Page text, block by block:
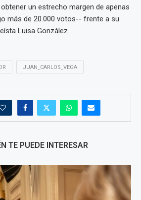
un estrecho margen de apenas
más de 20.000 votos-- frente a su
Luisa González.
JUAN_CARLOS_VEGA
TE PUEDE INTERESAR